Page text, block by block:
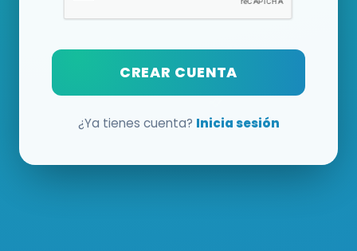
CREAR CUENTA
¿Ya tienes cuenta? Inicia sesión